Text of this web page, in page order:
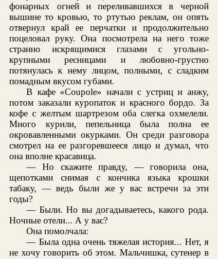
фонарных огней и переливавшихся в черной
вышине то кровью, то ртутью реклам, он опять
отвернул край ее перчатки и продолжительно
поцеловал руку. Она посмотрела на него тоже
странно искрящимися глазами с угольно-
крупными ресницами и любовно-грустно
потянулась к нему лицом, полными, с сладким
помадным вкусом губами.
В кафе «Coupole» начали с устриц и анжу,
потом заказали куропаток и красного бордо. За
кофе с желтым шартрезом оба слегка охмелели.
Много курили, пепельница была полна ее
окровавленными окурками. Он среди разговора
смотрел на ее разгоревшееся лицо и думал, что
она вполне красавица.
— Но скажите правду, — говорила она,
щепотками снимая с кончика языка крошки
табаку, — ведь были же у вас встречи за эти
годы?
— Были. Но вы догадываетесь, какого рода.
Ночные отели... А у вас?
Она помолчала:
— Была одна очень тяжелая история... Нет, я
не хочу говорить об этом. Мальчишка, сутенер в